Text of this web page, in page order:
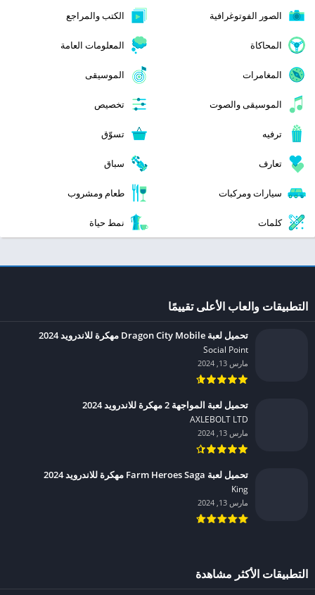
الصور الفوتوغرافية الكتب والمراجع
المحاكاة المعلومات العامة
المغامرات الموسيقى
الموسيقى والصوت تخصيص
ترفيه تسوّق
تعارف سباق
سيارات ومركبات طعام ومشروب
كلمات نمط حياة
التطبيقات والعاب الأعلى تقييمًا
تحميل لعبة Dragon City Mobile مهكرة للاندرويد 2024
Social Point‏
مارس 13, 2024
تحميل لعبة المواجهة 2 مهكرة للاندرويد 2024
AXLEBOLT LTD‏
مارس 13, 2024
تحميل لعبة Farm Heroes Saga مهكرة للاندرويد 2024
King‏
مارس 13, 2024
التطبيقات الأكثر مشاهدة